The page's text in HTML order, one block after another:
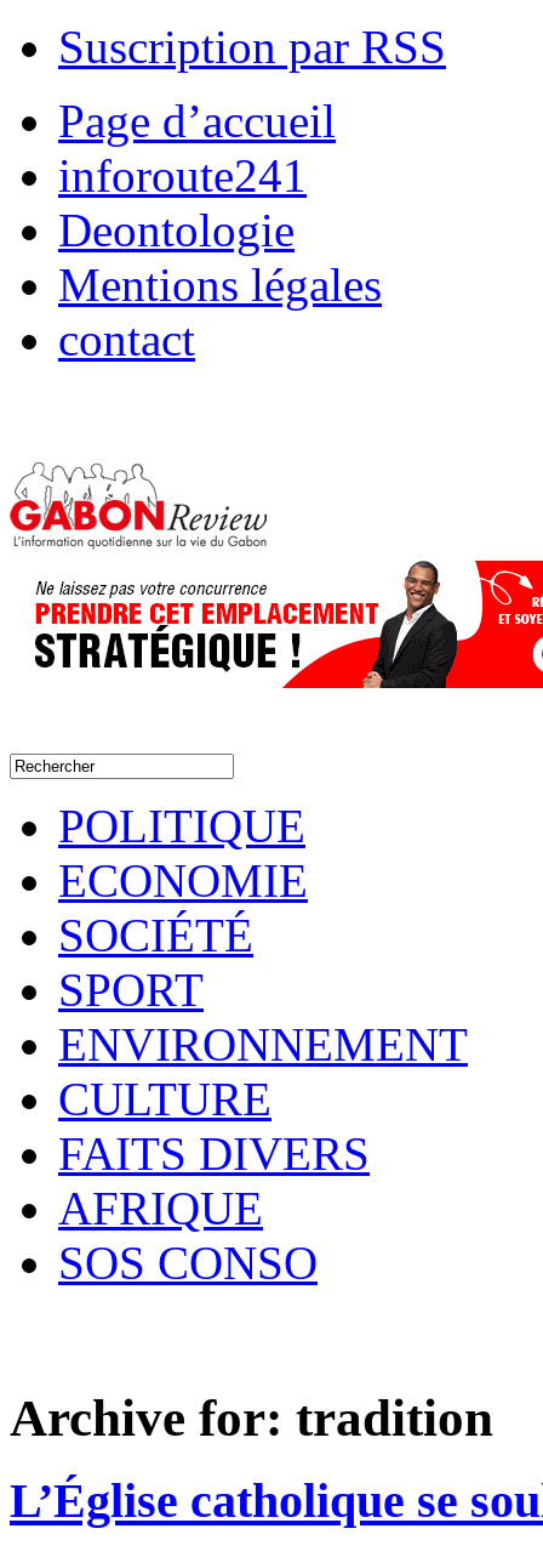
Suscription par RSS
Page d’accueil
inforoute241
Deontologie
Mentions légales
contact
POLITIQUE
ECONOMIE
SOCIÉTÉ
SPORT
ENVIRONNEMENT
CULTURE
FAITS DIVERS
AFRIQUE
SOS CONSO
Archive for: tradition
L’Église catholique se